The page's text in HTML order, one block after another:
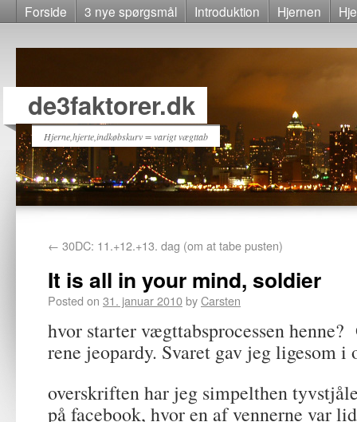
Forside 3 nye spørgsmål Introduktion Hjernen
de3faktorer.dk
Hjerne,hjerte,indkøbskurv = varigt vægttab
← 30DC: 11.+12.+13. dag (om at tabe pusten)
It is all in your mind, soldier
Posted on 31. januar 2010byCarsten
hvor starter vægttabsprocessen
rene jeopardy. Svaret gav jeg ligesom i
overskriften har jeg simpelthen
på facebook, hvor en af vennerne var